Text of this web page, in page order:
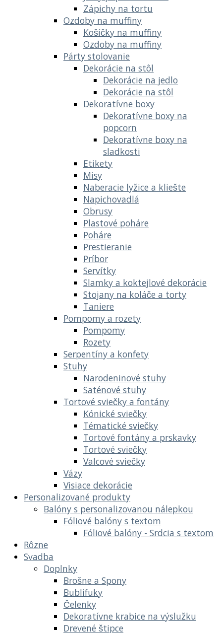
Zápichy na tortu
Ozdoby na muffiny
Košíčky na muffiny
Ozdoby na muffiny
Párty stolovanie
Dekorácie na stôl
Dekorácie na jedlo
Dekorácie na stôl
Dekoratívne boxy
Dekoratívne boxy na
popcorn
Dekoratívne boxy na
sladkosti
Etikety
Misy
Naberacie lyžice a kliešte
Napichovadlá
Obrusy
Plastové poháre
Poháre
Prestieranie
Príbor
Servítky
Slamky a koktejlové dekorácie
Stojany na koláče a torty
Taniere
Pompomy a rozety
Pompomy
Rozety
Serpentíny a konfety
Stuhy
Narodeninové stuhy
Saténové stuhy
Tortové sviečky a fontány
Kónické sviečky
Tématické sviečky
Tortové fontány a prskavky
Tortové sviečky
Valcové sviečky
Vázy
Visiace dekorácie
Personalizované produkty
Balóny s personalizovanou nálepkou
Fóliové balóny s textom
Fóliové balóny - Srdcia s textom
Rôzne
Svadba
Doplnky
Brošne a Spony
Bublifuky
Čelenky
Dekoratívne krabice na výslužku
Drevené štipce